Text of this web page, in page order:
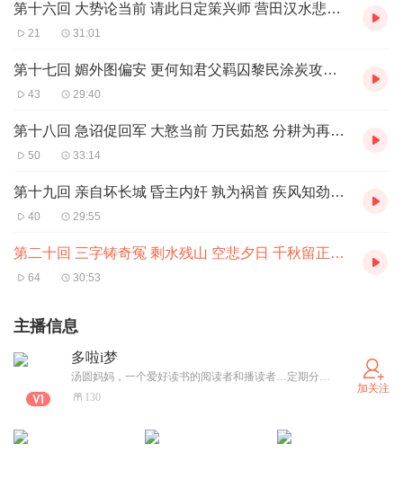
第十六回 大势论当前 请此日定策兴师 营田汉水悲歌言壮志 问何时长车雪耻 痛饮黄
21 31:01
第十七回 媚外图偏安 更何知君父羁囚黎民涂炭攻心除隐害 决不许河山破碎
43 29:40
第十八回 急诏促回军 大憝当前 万民茹怒 分耕为再举 轻骑断后 全师乃还
50 33:14
第十九回 亲自坏长城 昏主内奸 孰为祸首 疾风知劲草 皇天后土 实鉴此心
40 29:55
第二十回 三字铸奇冤 剩水残山 空悲夕日 千秋留正气英风亮节 深入人心 (完)
64 30:53
主播信息
多啦i梦
汤圆妈妈，一个爱好读书的阅读者和播读者…定期分享好的作品给各位听听友、希望给大家带来收获
130
加关注